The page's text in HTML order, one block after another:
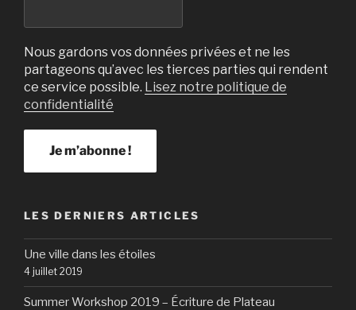
Nous gardons vos données privées et ne les
partageons qu’avec les tierces parties qui rendent
ce service possible. Lisez notre politique de
confidentialité
LES DERNIERS ARTICLES
Une ville dans les étoiles
4 juillet 2019
Summer Workshop 2019 – Écriture de Plateau